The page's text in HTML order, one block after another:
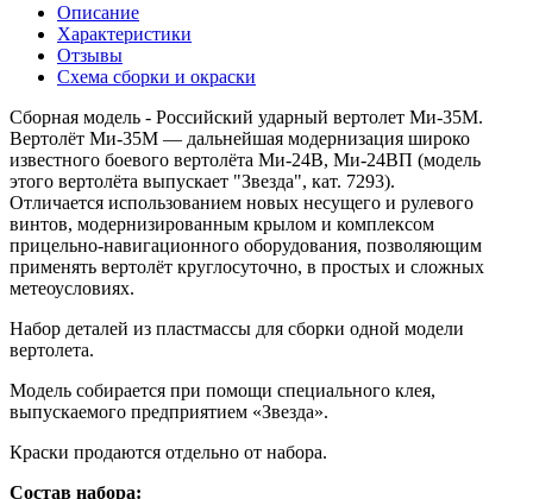
Описание
Характеристики
Отзывы
Схема сборки и окраски
Сборная модель - Российский ударный вертолет Ми-35М.
Вертолёт Ми-35М — дальнейшая модернизация широко
известного боевого вертолёта Ми-24В, Ми-24ВП (модель
этого вертолёта выпускает "Звезда", кат. 7293).
Отличается использованием новых несущего и рулевого
винтов, модернизированным крылом и комплексом
прицельно-навигационного оборудования, позволяющим
применять вертолёт круглосуточно, в простых и сложных
метеоусловиях.
Набор деталей из пластмассы для сборки одной модели
вертолета.
Модель собирается при помощи специального клея,
выпускаемого предприятием «Звезда».
Краски продаются отдельно от набора.
Состав набора: